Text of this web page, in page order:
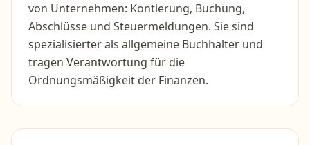
von Unternehmen: Kontierung, Buchung,
Abschlüsse und Steuermeldungen. Sie sind
spezialisierter als allgemeine Buchhalter und
tragen Verantwortung für die
Ordnungsmäßigkeit der Finanzen.